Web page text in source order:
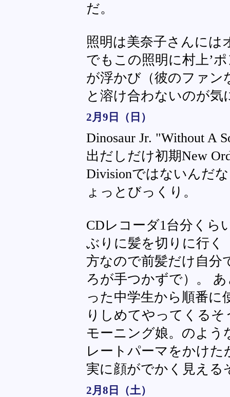
だ。
照明は美奈子さんには
でもこの照明に村上’
が浮かび（彼のファン
と溶け合わないのが気
2月9日（日）
Dinosaur Jr. "Without A
出だしだけ初期New
Divisionではないんだ
ょっとびっくり。
CDレコーダ1台分くら
ぶりに髪を切りに行く
方なので前髪だけ自分
ろが手つかずで）。
った中学生から順番に
りしめてやってくる
モーニング娘。のよ
レートパーマをかけ
実に顔がでかく見え
2月8日（土）